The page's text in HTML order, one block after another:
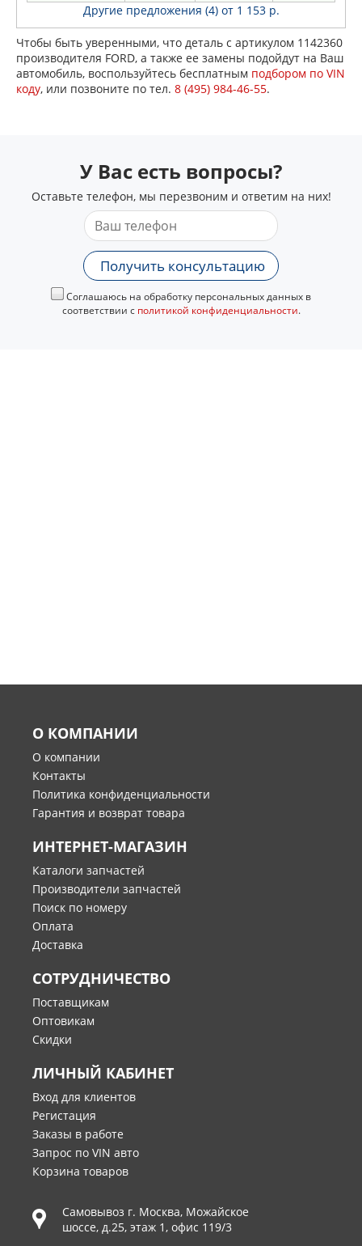
Другие предложения (4) от 1 153 р.
Чтобы быть уверенными, что деталь с артикулом 1142360
производителя FORD, а также ее замены подойдут на Ваш
автомобиль, воспользуйтесь бесплатным подбором по VIN
коду, или позвоните по тел. 8 (495) 984-46-55.
У Вас есть вопросы?
Оставьте телефон, мы перезвоним и ответим на них!
Получить консультацию
Соглашаюсь на обработку персональных данных в
соответствии с политикой конфиденциальности.
О КОМПАНИИ
О компании
Контакты
Политика конфиденциальности
Гарантия и возврат товара
ИНТЕРНЕТ-МАГАЗИН
Каталоги запчастей
Производители запчастей
Поиск по номеру
Оплата
Доставка
СОТРУДНИЧЕСТВО
Поставщикам
Оптовикам
Скидки
ЛИЧНЫЙ КАБИНЕТ
Вход для клиентов
Регистация
Заказы в работе
Запрос по VIN авто
Корзина товаров
Самовывоз г. Москва, Можайское
шоссе, д.25, этаж 1, офис 119/3